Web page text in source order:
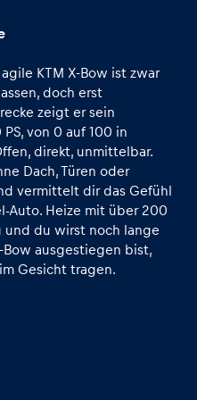
Alle anzeigen
KTM X-Bow ist zwar
doch erst
zeigt er sein
von 0 auf 100 in
direkt, unmittelbar.
Dach, Türen oder
vermittelt dir das Gefühl
Auto. Heize mit über 200
und du wirst noch lange
Bow ausgestiegen bist,
Gesicht tragen.